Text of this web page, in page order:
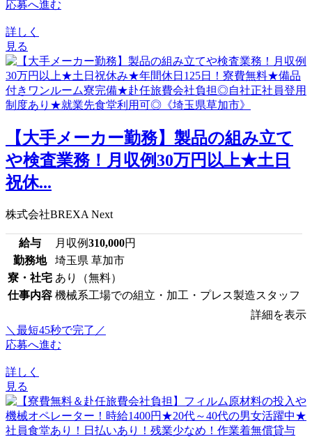
応募へ進む
詳しく
見る
【大手メーカー勤務】製品の組み立て
や検査業務！月収例30万円以上★土日
祝休...
株式会社BREXA Next
給与 月収例310,000円
勤務地
埼玉県 草加市
寮・社宅 あり（無料）
仕事内容 機械系工場での組立・加工・プレス製造スタッフ
詳細を表示
＼最短45秒で完了／
応募へ進む
詳しく
見る